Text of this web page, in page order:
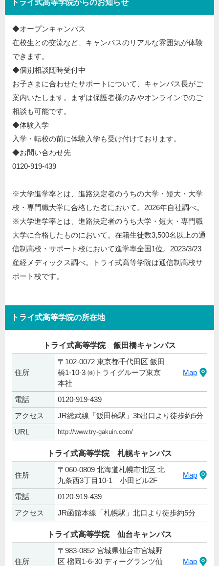
トライ式高等学院からのお知らせ
◆オープンキャンパス​
在校生との交流など、キャンパスのリアルな雰囲気が体験
できます。​
◆個別相談随時受付中​
お子さまに合わせたサポートについて、キャンパス長がご
案内いたします。まずは保護者様のみやオンラインでのご
相談も可能です。
◆体験入学​
入学・転校の前に体験入学も受け付けております。​
◆お問い合わせ先​
0120-919-439​
※大学進学率とは、進路決定者のうちの大学・短大・大学
校・専門職大学に合格した者において。2026年自社調べ。
※⼤学進学率とは、進路決定者のうち⼤学・短⼤・専⾨職
⼤学に合格したものにおいて。在籍⽣徒数3,500名以上の通
信制⾼校・サポート校において進学率全国1位。2023/3/23
産経メディックス調べ。トライ式⾼等学院は通信制⾼校サ
ポート校です。​
トライ式高等学院の所在地
トライ式高等学院 飯田橋キャンパス
住所
〒102-0072 東京都千代田区 飯田
橋1-10-3 ㈱トライグループ東京
本社
Map
電話
0120-919-439
アクセス
JR総武線「飯田橋駅」3b出口より徒歩約5分
URL
http://www.try-gakuin.com/
トライ式高等学院 札幌キャンパス
住所
〒060-0809 北海道札幌市北区 北
九条西3丁目10-1 小田ビル2F
Map
電話
0120-919-439
アクセス
JR函館本線「札幌駅」北口より徒歩約5分
トライ式高等学院 仙台キャンパス
住所
〒983-0852 宮城県仙台市宮城野
区 榴岡1-6-30 ディーグランツ仙
Map